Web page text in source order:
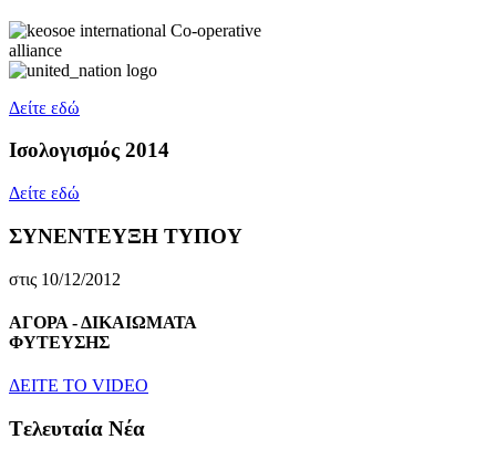
Δείτε εδώ
Ισολογισμός 2014
Δείτε εδώ
ΣΥΝΕΝΤΕΥΞΗ ΤΥΠΟΥ
στις 10/12/2012
ΑΓΟΡΑ - ΔΙΚΑΙΩΜΑΤΑ
ΦΥΤΕΥΣΗΣ
ΔEITE TO VIDEO
Tελευταία Nέα